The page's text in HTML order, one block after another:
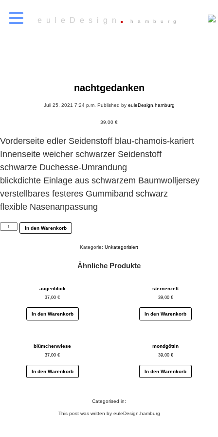
euleDesign hamburg
nachtgedanken
Juli 25, 2021 7:24 p.m. Published by euleDesign.hamburg
39,00 €
Vorderseite edler Seidenstoff blau-chamois-kariert
Innenseite weicher schwarzer Seidenstoff
schwarze Duchesse-Umrandung
blickdichte Einlage aus schwarzem Baumwolljersey
verstellbares festeres Gummiband schwarz
flexible Nasenanpassung
nachtgedankenIn den Warenkorb
Kategorie: Unkategorisiert
Ähnliche Produkte
augenblick
37,00€
In den Warenkorb
sternenzelt
39,00 €
In den Warenkorb
blümchenwiese
37,00€
In den Warenkorb
mondgöttin
39,00 €
In den Warenkorb
Categorised in:
This post was written by euleDesign.hamburg